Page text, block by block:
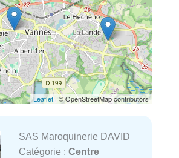
Leaflet | © OpenStreetMap contributors
SAS Maroquinerie DAVID
Catégorie : Centre